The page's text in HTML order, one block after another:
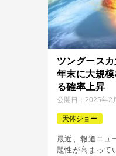
ツングース
年末に大規
る確率上昇
公開日： 2025年2
天体ショー
最近、報道ニュ
題性が高まって